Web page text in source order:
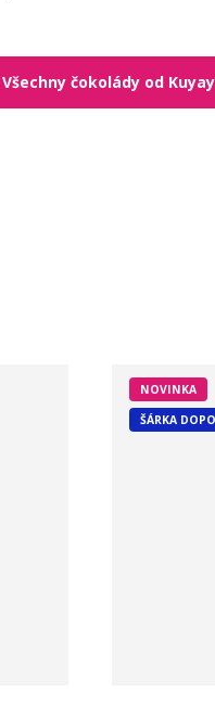
Všechny čokolády od Kuyay
NOVINKA
ŠÁRKA